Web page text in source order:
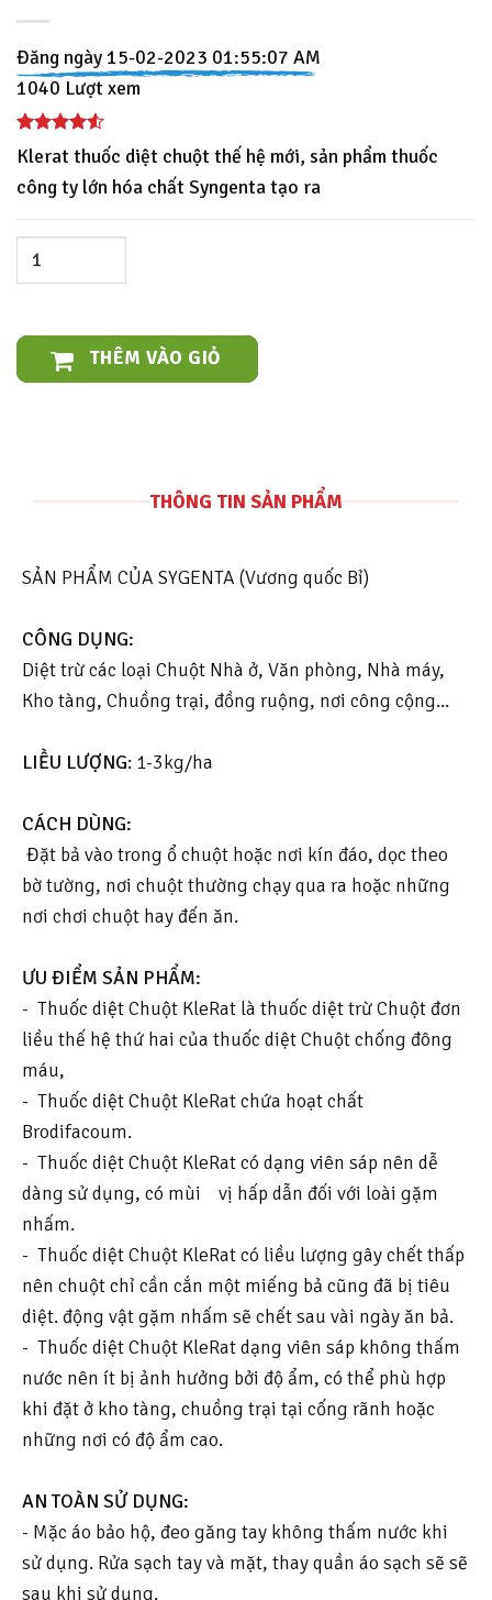
Đăng ngày 15-02-2023 01:55:07 AM
1040 Lượt xem
Klerat thuốc diệt chuột thế hệ mới, sản phẩm thuốc
công ty lớn hóa chất Syngenta tạo ra
THÊM VÀO GIỎ
THÔNG TIN SẢN PHẨM
SẢN PHẨM CỦA SYGENTA (Vương quốc Bỉ)
CÔNG DỤNG:
Diệt trừ các loại Chuột Nhà ở, Văn phòng, Nhà máy,
Kho tàng, Chuồng trại, đồng ruộng, nơi công cộng...
LIỀU LƯỢNG: 1-3kg/ha
CÁCH DÙNG:
Đặt bả vào trong ổ chuột hoặc nơi kín đáo, dọc theo
bờ tường, nơi chuột thường chạy qua ra hoặc những
nơi chơi chuột hay đến ăn.
ƯU ĐIỂM SẢN PHẨM:
- Thuốc diệt Chuột KleRat là thuốc diệt trừ Chuột đơn
liều thế hệ thứ hai của thuốc diệt Chuột chống đông
máu,
- Thuốc diệt Chuột KleRat chứa hoạt chất
Brodifacoum.
- Thuốc diệt Chuột KleRat có dạng viên sáp nên dễ
dàng sử dụng, có mùi vị hấp dẫn đối với loài gặm
nhấm.
- Thuốc diệt Chuột KleRat có liều lượng gây chết thấp
nên chuột chỉ cần cắn một miếng bả cũng đã bị tiêu
diệt. động vật gặm nhấm sẽ chết sau vài ngày ăn bả.
- Thuốc diệt Chuột KleRat dạng viên sáp không thấm
nước nên ít bị ảnh hưởng bởi độ ẩm, có thể phù hợp
khi đặt ở kho tàng, chuồng trại tại cống rãnh hoặc
những nơi có độ ẩm cao.
AN TOÀN SỬ DỤNG:
- Mặc áo bảo hộ, đeo găng tay không thấm nước khi
sử dụng. Rửa sạch tay và mặt, thay quần áo sạch sẽ sẽ
sau khi sử dụng.